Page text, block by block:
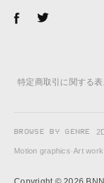
特定商取引に関する
BROWSE BY GENRE
Motion graphics·Art work